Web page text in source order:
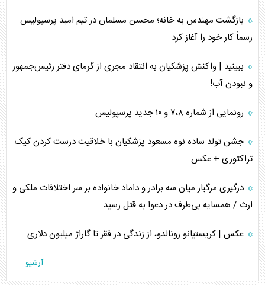
بازگشت مهندس به خانه؛ محسن مسلمان در تیم امید پرسپولیس
رسماً کار خود را آغاز کرد
ببینید | واکنش پزشکیان به انتقاد مجری از گرمای دفتر رئیس‌جمهور
و نبودن آب!
رونمایی از شماره ۷،۸ و ۱۰ جدید پرسپولیس
جشن تولد ساده نوه مسعود پزشکیان با خلاقیت درست کردن کیک
تراکتوری + عکس
درگیری مرگبار میان سه برادر و داماد خانواده بر سر اختلافات ملکی و
ارث / همسایه بی‌طرف در دعوا به قتل رسید
عکس | کریستیانو رونالدو، از زندگی در فقر تا گاراژ میلیون دلاری
آرشیو...